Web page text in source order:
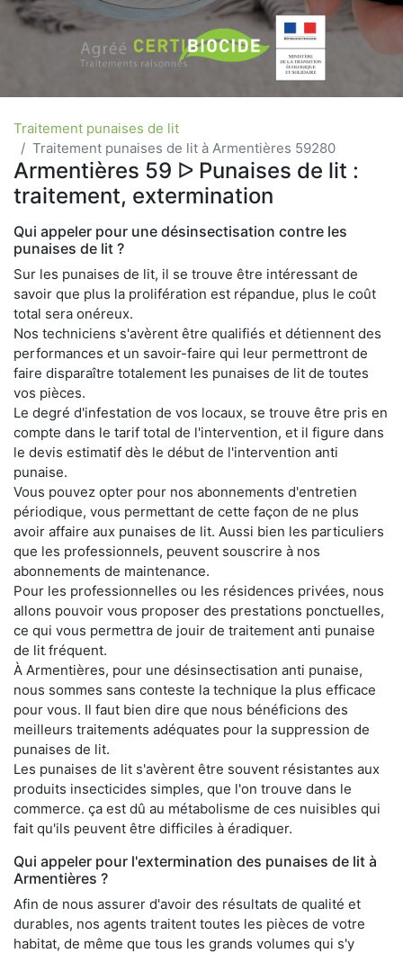
Traitement punaises de lit
Traitement punaises de lit à Armentières 59280
Armentières 59 ᐅ Punaises de lit :
traitement, extermination
Qui appeler pour une désinsectisation contre les
punaises de lit ?
Sur les punaises de lit, il se trouve être intéressant de
savoir que plus la prolifération est répandue, plus le coût
total sera onéreux.
Nos techniciens s'avèrent être qualifiés et détiennent des
performances et un savoir-faire qui leur permettront de
faire disparaître totalement les punaises de lit de toutes
vos pièces.
Le degré d'infestation de vos locaux, se trouve être pris en
compte dans le tarif total de l'intervention, et il figure dans
le devis estimatif dès le début de l'intervention anti
punaise.
Vous pouvez opter pour nos abonnements d'entretien
périodique, vous permettant de cette façon de ne plus
avoir affaire aux punaises de lit. Aussi bien les particuliers
que les professionnels, peuvent souscrire à nos
abonnements de maintenance.
Pour les professionnelles ou les résidences privées, nous
allons pouvoir vous proposer des prestations ponctuelles,
ce qui vous permettra de jouir de traitement anti punaise
de lit fréquent.
À Armentières, pour une désinsectisation anti punaise,
nous sommes sans conteste la technique la plus efficace
pour vous. Il faut bien dire que nous bénéficions des
meilleurs traitements adéquates pour la suppression de
punaises de lit.
Les punaises de lit s'avèrent être souvent résistantes aux
produits insecticides simples, que l'on trouve dans le
commerce. ça est dû au métabolisme de ces nuisibles qui
fait qu'ils peuvent être difficiles à éradiquer.
Qui appeler pour l'extermination des punaises de lit à
Armentières ?
Afin de nous assurer d'avoir des résultats de qualité et
durables, nos agents traitent toutes les pièces de votre
habitat, de même que tous les grands volumes qui s'y